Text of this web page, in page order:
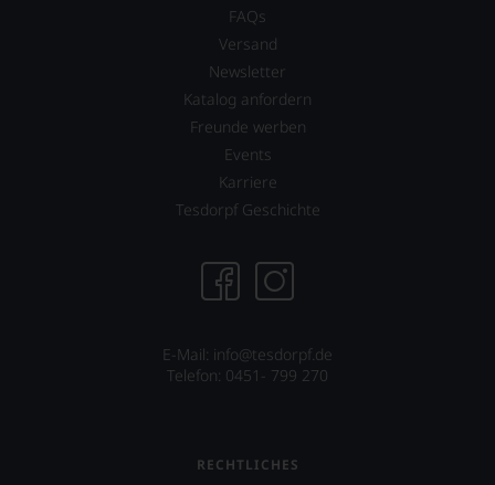
FAQs
Versand
Newsletter
Katalog anfordern
Freunde werben
Events
Karriere
Tesdorpf Geschichte
E-Mail: info@tesdorpf.de
Telefon: 0451- 799 270
RECHTLICHES